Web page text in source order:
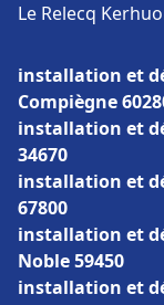
Le Relecq
installation et
Compiègne
installation et
34670
installation et
67800
installation et
Noble 59450
installation et